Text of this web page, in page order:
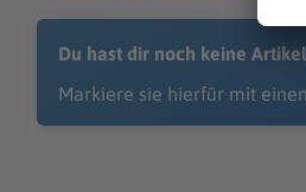
Du hast dir noch keine
Markiere sie hierfür mit